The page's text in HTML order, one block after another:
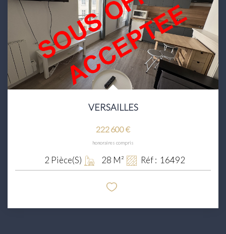
Transaction
Location
LE GROUPE
Nos Agences
Intranet
ACCÈS CLIENTS
VERSAILLES
222 600 €
honoraires compris
2 Pièce(s) 28 M² Réf : 16492